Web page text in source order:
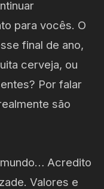
para vocês. O
final de ano,
cerveja, ou
Por falar
são
Acredito
Valores e